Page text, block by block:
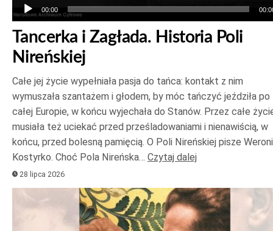
00:00
Tancerka i Zagłada. Historia Poli
Nireńskiej
Całe jej życie wypełniała pasja do tańca: kontakt z nim
wymuszała szantażem i głodem, by móc tańczyć jeździła po
całej Europie, w końcu wyjechała do Stanów. Przez całe
musiała też uciekać przed prześladowaniami i nienawiścią, w
końcu, przed bolesną pamięcią. O Poli Nireńskiej pisze
Kostyrko. Choć Pola Nireńska… Czytaj dalej
28 lipca 2026
plików